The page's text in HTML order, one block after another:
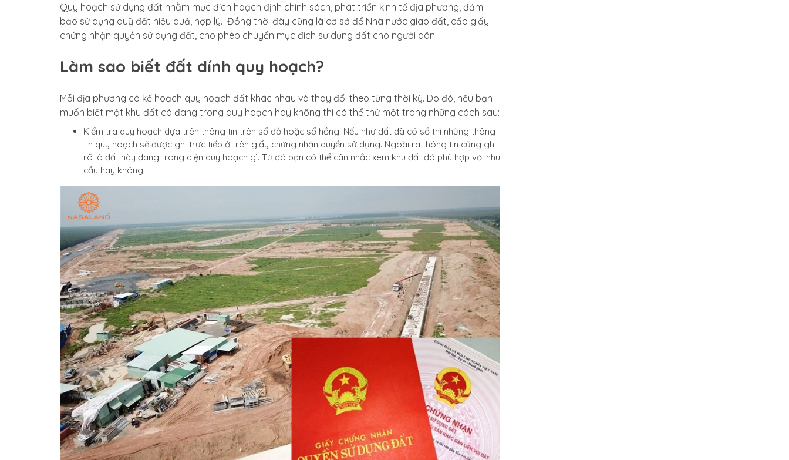
Quy hoạch sử dụng đất nhằm mục đích hoạch định chính sách, phát triển kinh tế địa phương, đảm
bảo sử dụng quỹ đất hiệu quả, hợp lý. Đồng thời đây cũng là cơ sở để Nhà nước giao đất, cấp giấy
chứng nhận quyền sử dụng đất, cho phép chuyển mục đích sử dụng đất cho người dân.
Làm sao biết đất dính quy hoạch?
Mỗi địa phương có kế hoạch quy hoạch đất khác nhau và thay đổi theo từng thời kỳ. Do đó, nếu bạn
muốn biết một khu đất có đang trong quy hoạch hay không thì có thể thử một trong những cách sau:
Kiểm tra quy hoạch dựa trên thông tin trên sổ đỏ hoặc sổ hồng. Nếu như đất đã có sổ thì những thông
tin quy hoạch sẽ được ghi trực tiếp ở trên giấy chứng nhận quyền sử dụng. Ngoài ra thông tin cũng ghi
rõ lô đất này đang trong diện quy hoạch gì. Từ đó bạn có thể cân nhắc xem khu đất đó phù hợp với nhu
cầu hay không.